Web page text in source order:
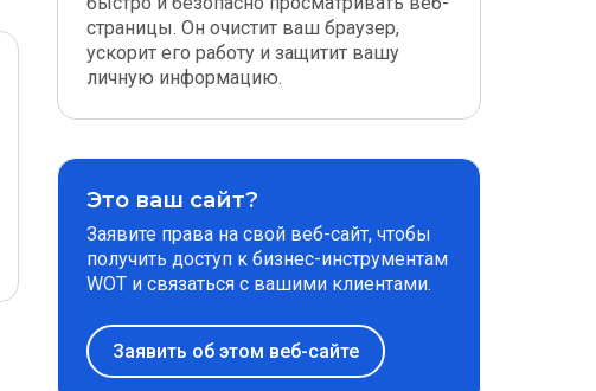
страницы. Он очистит ваш браузер,
ускорит его работу и защитит вашу
личную информацию.
Это ваш сайт?
Заявите права на свой веб-сайт, чтобы
получить доступ к бизнес-инструментам
WOT и связаться с вашими клиентами.
Заявить об этом веб-сайте